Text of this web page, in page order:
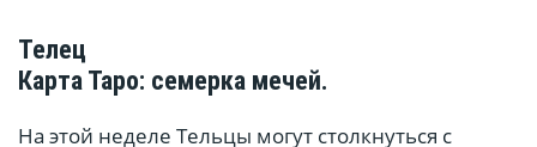
Телец
Карта Таро: семерка мечей.
На этой неделе Тельцы могут столкнуться с